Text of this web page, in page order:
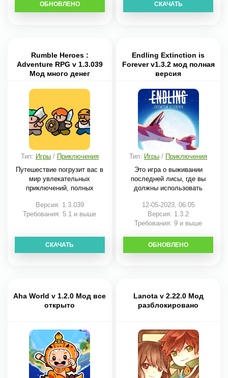
СКАЧАТЬ
ОБНОВЛЕНО СКАЧАТЬ
Rumble Heroes :
Adventure RPG v 1.3.039
Мод много денег
Тип: Игры/ Приключения
Путешествие погрузит вас в
мир увлекательных
приключений, полных
Версия: 1.3.039
Требования: 5.1 и выше
СКАЧАТЬ
Endling Extinction is
Forever v1.3.2 мод полная
версия
Тип: Игры / Приключения
Это игра о выживании
последней лисы, где вы
должны использовать
12-05-2023, 06:05
Версия: 1.3.2
Требования: 9 и выше
СКАЧАТЬ
ОБНОВЛЕНО
Aha World v 1.2.0 Мод все
открыто
Lanota v 2.22.0 Мод
разблокировано